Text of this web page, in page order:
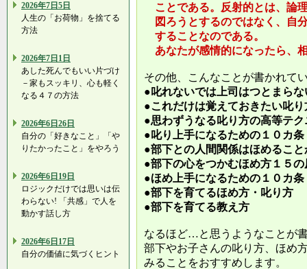
2026年7日5日
人生の「お荷物」を捨てる
方法
2026年7日1日
あした死んでもいい片づけ
－家もスッキリ、心も軽く
なる４７の方法
2026年6日26日
自分の「好きなこと」「や
りたかったこと」をやろう
2026年6日19日
ロジックだけでは思いは伝
わらない! 「共感」で人を
動かす話し方
2026年6日17日
自分の価値に気づくヒント
ことである。反射的とは、論
図ろうとするのではなく、自
することなのである。
あなたが感情的になったら、
その他、こんなことが書かれて
●叱れないでは上司はつとまらな
●これだけは覚えておきたい叱
●思わずうなる叱り方の高等テク
●叱り上手になるための１０カ条
●部下との人間関係はほめるこ
●部下の心をつかむほめ方１５の
●ほめ上手になるための１０カ条
●部下を育てるほめ方・叱り方
●部下を育てる教え方
なるほど…と思うようなことが
部下やお子さんの叱り方、ほめ
みることをおすすめします。